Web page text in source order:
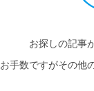
お探しの記事
お手数ですがその他